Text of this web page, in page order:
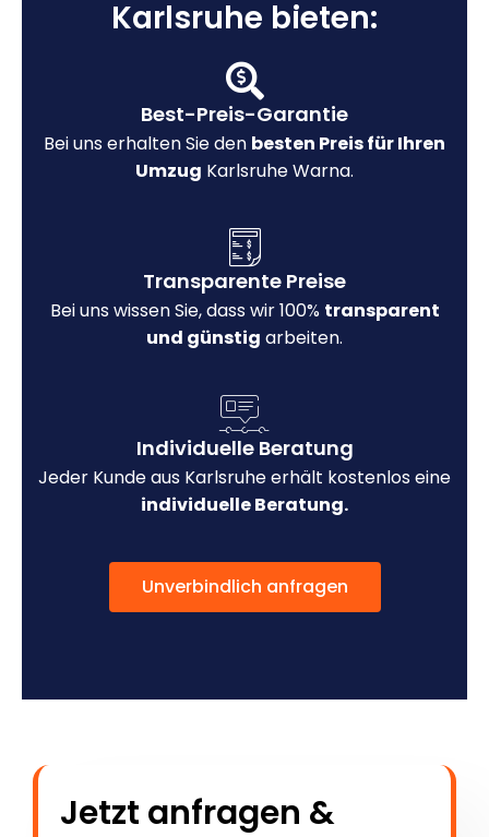
Karlsruhe bieten:
Best-Preis-Garantie
Bei uns erhalten Sie den besten Preis für Ihren
Umzug Karlsruhe Warna.
Transparente Preise
Bei uns wissen Sie, dass wir 100% transparent
und günstig arbeiten.
Individuelle Beratung
Jeder Kunde aus Karlsruhe erhält kostenlos eine
individuelle Beratung.
Unverbindlich anfragen
Jetzt anfragen &